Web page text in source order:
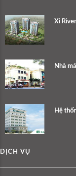
Xi
Nhà
Hệ
DỊCH VỤ